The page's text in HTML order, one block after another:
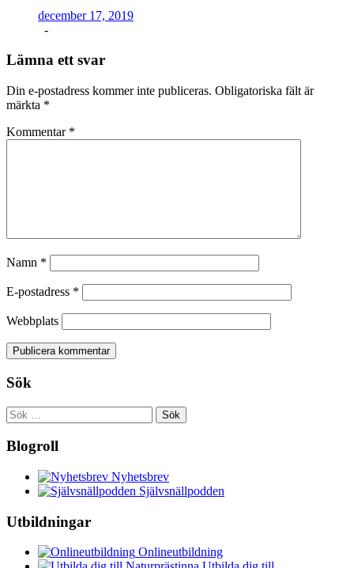
december 17, 2019
-
Lämna ett svar
Din e-postadress kommer inte publiceras. Obligatoriska fält är
märkta *
Kommentar *
Namn *
E-postadress *
Webbplats
Sök
Sök
efter:
Blogroll
Nyhetsbrev
Självsnällpodden
Utbildningar
Onlineutbildning